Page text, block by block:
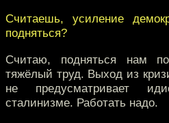
Считаешь, усиление
подняться?
Считаю, подняться нам
тяжёлый труд. Выход из
не предусматривает
сталинизме. Работать надо.